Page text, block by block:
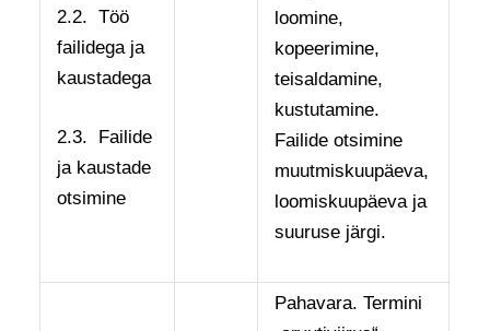
2.2. Töö
failidega ja
kaustadega
2.3. Failide
ja kaustade
otsimine
loomine,
kopeerimine,
teisaldamine,
kustutamine.
Failide otsimine
muutmiskuupäeva,
loomiskuupäeva ja
suuruse järgi.
Pahavara. Termini